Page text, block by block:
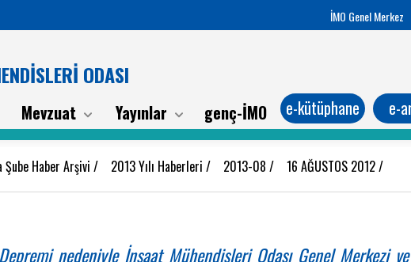
İMO Genel Merkez
ODASI
Mevzuat Yayınlar genç-İMO e-kütüphane e-
Şube Haber Arşivi / 2013 Yılı Haberleri / 2013-08 / 16 AĞUSTOS 2012/
nedeniyle İnşaat Mühendisleri Odası Genel Merkezi